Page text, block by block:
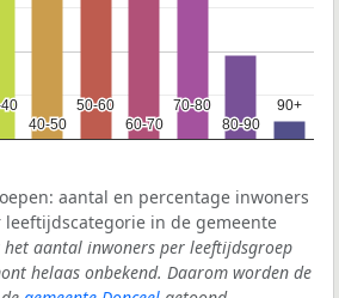
40-50
40-50
50-60
50-60
60-70
60-70
70-80
70-80
80-90
80-90
90+
90+
aantal en percentage inwoners
in de gemeente
het aantal inwoners per leeftijdsgroep
helaas onbekend. Daarom worden de